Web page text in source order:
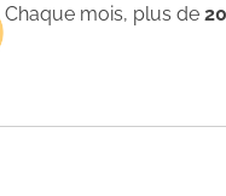
Chaque mois, plus de